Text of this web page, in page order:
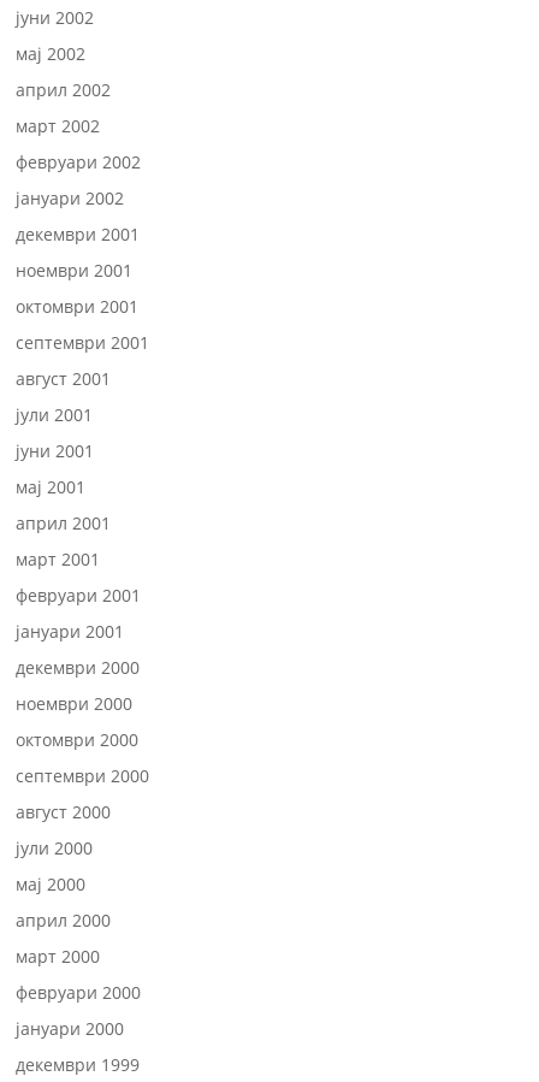
јуни 2002
мај 2002
април 2002
март 2002
февруари 2002
јануари 2002
декември 2001
ноември 2001
октомври 2001
септември 2001
август 2001
јули 2001
јуни 2001
мај 2001
април 2001
март 2001
февруари 2001
јануари 2001
декември 2000
ноември 2000
октомври 2000
септември 2000
август 2000
јули 2000
мај 2000
април 2000
март 2000
февруари 2000
јануари 2000
декември 1999